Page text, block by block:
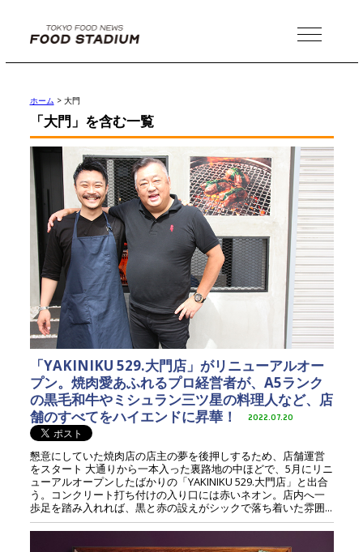
MENU
ホーム > 大門
「大門」を含む一覧
「YAKINIKU 529.大門店」がリニューアルオー
プン。焼肉愛あふれるプロ経営者が、A5ランク
の黒毛和牛やミシュラン三ツ星の料理人など、店
舗のすべてをハイエンドに昇華！
2022.07.20
懇意にしていた焼肉店の店主の夢を後押しするため、店舗運営
をスタート 大通りから一本入った裏路地の中ほどで、5月にリニ
ューアルオープンしたばかりの「YAKINIKU 529.大門店」と出合
う。コンクリート打ち付けの入り口には赤いネオン。店内へ一
歩足を踏み入れれば、黒と赤の設えがシックで落ち着いた雰囲...